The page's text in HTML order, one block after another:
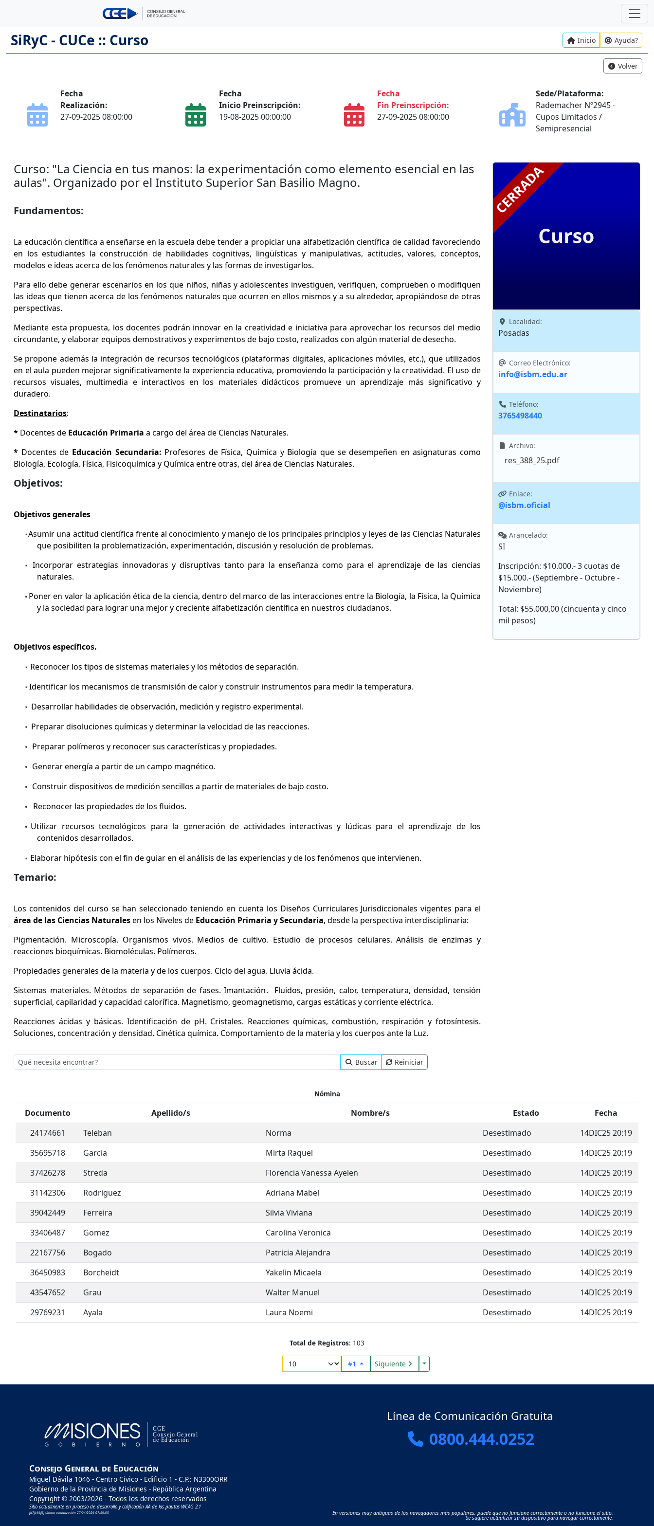
SiRyC - CUCe :: Curso Inicio Ayuda?
Volver
Fecha
Realización:
27-09-2025 08:00:00
Fecha
Inicio Preinscripción:
19-08-2025 00:00:00
Fecha
Fin Preinscripción:
27-09-2025 08:00:00
Sede/Plataforma:
Rademacher Nº2945 -
Cupos Limitados /
Semipresencial
Curso: "La Ciencia en tus manos: la experimentación como elemento esencial en las
aulas". Organizado por el Instituto Superior San Basilio Magno.
Fundamentos:
La educación científica a enseñarse en la escuela debe tender a propiciar una alfabetización científica de calidad favoreciendo
en los estudiantes la construcción de habilidades cognitivas, lingüísticas y manipulativas, actitudes, valores, conceptos,
modelos e ideas acerca de los fenómenos naturales y las formas de investigarlos.
Para ello debe generar escenarios en los que niños, niñas y adolescentes investiguen, verifiquen, comprueben o modifiquen
las ideas que tienen acerca de los fenómenos naturales que ocurren en ellos mismos y a su alrededor, apropiándose de otras
perspectivas.
Mediante esta propuesta, los docentes podrán innovar en la creatividad e iniciativa para aprovechar los recursos del medio
circundante, y elaborar equipos demostrativos y experimentos de bajo costo, realizados con algún material de desecho.
Se propone además la integración de recursos tecnológicos (plataformas digitales, aplicaciones móviles, etc.), que utilizados
en el aula pueden mejorar significativamente la experiencia educativa, promoviendo la participación y la creatividad. El uso de
recursos visuales, multimedia e interactivos en los materiales didácticos promueve un aprendizaje más significativo y
duradero.
Destinatarios:
* Docentes de Educación Primaria a cargo del área de Ciencias Naturales.
* Docentes de Educación Secundaria: Profesores de Física, Química y Biología que se desempeñen en asignaturas como
Biología, Ecología, Física, Fisicoquímica y Química entre otras, del área de Ciencias Naturales.
Objetivos:
Objetivos generales
* Asumir una actitud científica frente al conocimiento y manejo de los principales principios y leyes de las Ciencias Naturales
que posibiliten la problematización, experimentación, discusión y resolución de problemas.
*
Incorporar estrategias innovadoras y disruptivas tanto para la enseñanza como para el aprendizaje de las ciencias
naturales.
* Poner en valor la aplicación ética de la ciencia, dentro del marco de las interacciones entre la Biología, la Física, la Química
y la sociedad para lograr una mejor y creciente alfabetización científica en nuestros ciudadanos.
Objetivos específicos.
* Reconocer los tipos de sistemas materiales y los métodos de separación.
* Identificar los mecanismos de transmisión de calor y construir instrumentos para medir la temperatura.
* Desarrollar habilidades de observación, medición y registro experimental.
* Preparar disoluciones químicas y determinar la velocidad de las reacciones.
* Preparar polímeros y reconocer sus características y propiedades.
* Generar energía a partir de un campo magnético.
* Construir dispositivos de medición sencillos a partir de materiales de bajo costo.
* Reconocer las propiedades de los fluidos.
*
Utilizar recursos tecnológicos para la generación de actividades interactivas y lúdicas para el aprendizaje de los
contenidos desarrollados.
* Elaborar hipótesis con el fin de guiar en el análisis de las experiencias y de los fenómenos que intervienen.
Temario:
Los contenidos del curso se han seleccionado teniendo en cuenta los Diseños Curriculares Jurisdiccionales vigentes para el
área de las Ciencias Naturalesen los Niveles de Educación Primaria y Secundaria, desde la perspectiva interdisciplinaria:
Pigmentación. Microscopía. Organismos vivos. Medios de cultivo. Estudio de procesos celulares. Análisis de enzimas y
reacciones bioquímicas. Biomoléculas. Polímeros.
Propiedades generales de la materia y de los cuerpos. Ciclo del agua. Lluvia ácida.
Sistemas materiales. Métodos de separación de fases. Imantación.
Fluidos, presión, calor, temperatura, densidad, tensión
superficial, capilaridad y capacidad calorífica. Magnetismo, geomagnetismo, cargas estáticas y corriente eléctrica.
Reacciones ácidas y básicas. Identificación de pH. Cristales. Reacciones químicas, combustión, respiración y fotosíntesis.
Soluciones, concentración y densidad. Cinética química. Comportamiento de la materia y los cuerpos ante la Luz.
Localidad:
Posadas
Correo Electrónico:
info@isbm.edu.ar
Teléfono:
3765498440
Archivo:
res_388_25.pdf
Enlace:
@isbm.oficial
Arancelado:
SI
Inscripción: $10.000.- 3 cuotas de
$15.000.- (Septiembre - Octubre -
Noviembre)
Total: $55.000,00 (cincuenta y cinco
mil pesos)
Buscar Reiniciar
Nómina
Documento Apellido/s Nombre/s Estado
Fecha
24174661
Teleban Norma Desestimado
14DIC25 20:19
35695718
Garcia Mirta Raquel Desestimado
14DIC25 20:19
37426278
Streda Florencia Vanessa Ayelen Desestimado
14DIC25 20:19
31142306
Rodriguez Adriana Mabel Desestimado
14DIC25 20:19
39042449
Ferreira Silvia Viviana Desestimado
14DIC25 20:19
33406487
Gomez Carolina Veronica Desestimado
14DIC25 20:19
22167756
Bogado Patricia Alejandra Desestimado
14DIC25 20:19
36450983
Borcheidt Yakelin Micaela Desestimado
14DIC25 20:19
43547652
Grau Walter Manuel Desestimado
14DIC25 20:19
29769231
Ayala Laura Noemi Desestimado 14DIC25 20:19
Total de Registros: 103
#1 Siguiente Toggle Dropdown
Consejo General de Educación
Miguel Dávila 1046 - Centro Cívico - Edificio 1 - C.P.: N3300ORR
Gobierno de la Provincia de Misiones - República Argentina
Copyright © 2003/2026 - Todos los derechos reservados
Línea de Comunicación Gratuita
0800.444.0252
Sitio actualmente en proceso de desarrollo y calificación AA de las pautas WCAG 2.1
[d7fc46f6] Última actualización 27/04/2026 07:56:05 En versiones muy antiguas de los navegadores más populares, puede que no funcione correctamente o no funcione el sitio.
Se sugiere actualizar su dispositivo para navegar correctamente.